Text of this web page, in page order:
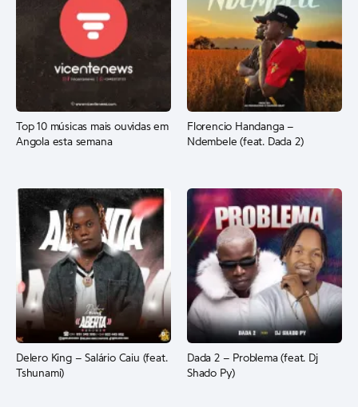
Top 10 músicas mais ouvidas em
Angola esta semana
Florencio Handanga –
Ndembele (feat. Dada 2)
Delero King – Salário Caiu (feat.
Tshunami)
Dada 2 – Problema (feat. Dj
Shado Py)